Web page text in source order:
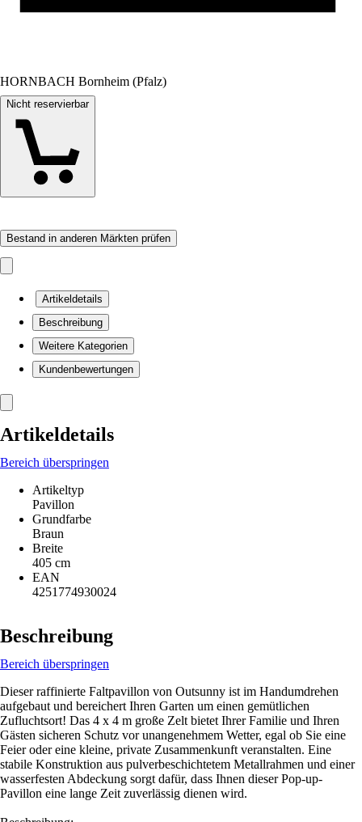
HORNBACH Bornheim (Pfalz)
Nicht reservierbar
Bestand in anderen Märkten prüfen
Artikeldetails
Beschreibung
Weitere Kategorien
Kundenbewertungen
Artikeldetails
Bereich überspringen
Artikeltyp
Pavillon
Grundfarbe
Braun
Breite
405 cm
EAN
4251774930024
Beschreibung
Bereich überspringen
Dieser raffinierte Faltpavillon von Outsunny ist im Handumdrehen
aufgebaut und bereichert Ihren Garten um einen gemütlichen
Zufluchtsort! Das 4 x 4 m große Zelt bietet Ihrer Familie und Ihren
Gästen sicheren Schutz vor unangenehmem Wetter, egal ob Sie eine
Feier oder eine kleine, private Zusammenkunft veranstalten. Eine
stabile Konstruktion aus pulverbeschichtetem Metallrahmen und einer
wasserfesten Abdeckung sorgt dafür, dass Ihnen dieser Pop-up-
Pavillon eine lange Zeit zuverlässig dienen wird.